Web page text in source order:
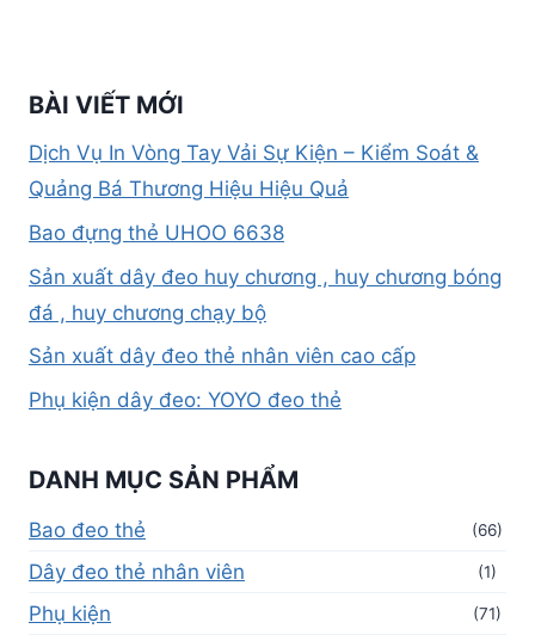
BÀI VIẾT MỚI
Dịch Vụ In Vòng Tay Vải Sự Kiện – Kiểm Soát &
Quảng Bá Thương Hiệu Hiệu Quả
Bao đựng thẻ UHOO 6638
Sản xuất dây đeo huy chương , huy chương bóng
đá , huy chương chạy bộ
Sản xuất dây đeo thẻ nhân viên cao cấp
Phụ kiện dây đeo: YOYO đeo thẻ
DANH MỤC SẢN PHẨM
Bao đeo thẻ (66)
Dây đeo thẻ nhân viên (1)
Phụ kiện (71)